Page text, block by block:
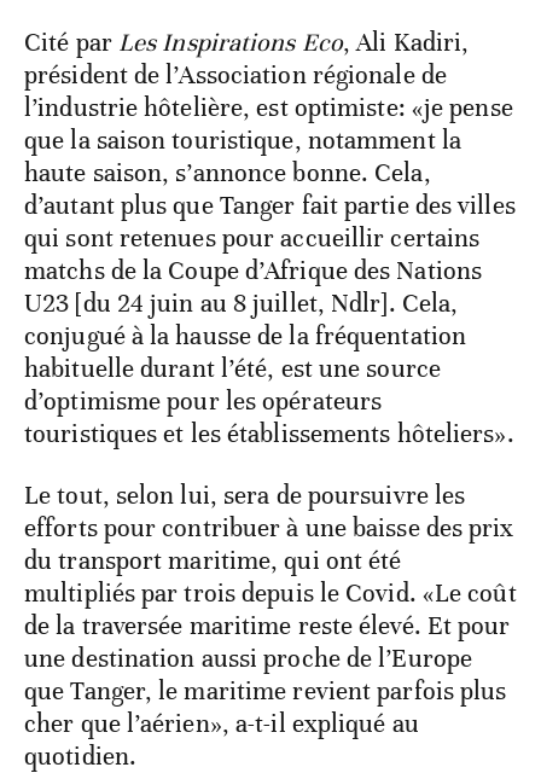
Cité par Les Inspirations Eco, Ali Kadiri,
président de l’Association régionale de
l’industrie hôtelière, est optimiste: «je pense
que la saison touristique, notamment la
haute saison, s’annonce bonne. Cela,
d’autant plus que Tanger fait partie des villes
qui sont retenues pour accueillir certains
matchs de la Coupe d’Afrique des Nations
U23 [du 24 juin au 8 juillet, Ndlr]. Cela,
conjugué à la hausse de la fréquentation
habituelle durant l’été, est une source
d’optimisme pour les opérateurs
touristiques et les établissements hôteliers».
Le tout, selon lui, sera de poursuivre les
efforts pour contribuer à une baisse des prix
du transport maritime, qui ont été
multipliés par trois depuis le Covid. «Le coût
de la traversée maritime reste élevé. Et pour
une destination aussi proche de l’Europe
que Tanger, le maritime revient parfois plus
cher que l’aérien», a-t-il expliqué au
quotidien.